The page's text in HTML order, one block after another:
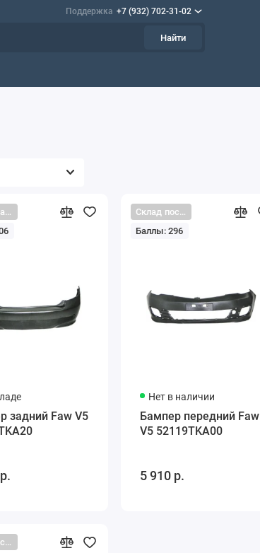
Поддержка +7 (932) 702-31-02
Найти
Склад Екатеринбург
задний Faw V5
Склад поставщика
Баллы: 296
Нет в наличии
Бампер передний Faw
V5 52119TKA00
5 910 р.
Склад поставщика